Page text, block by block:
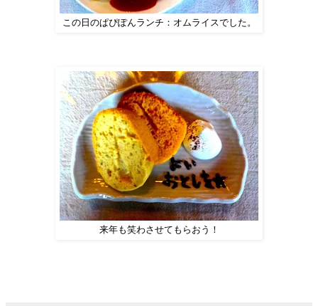
この日のぱぴぽんランチ：オムライスでした。
来年も笑わさせてもらおう！